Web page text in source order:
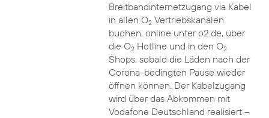
Breitbandinternetzugang via Kabel
in allen O2Vertriebskanälen
buchen, online unter o2.de, über
die O2Hotline und in den O2
Shops, sobald die Läden nach der
Corona-bedingten Pause wieder
öffnen können. Der Kabelzugang
wird über das Abkommen mit
Vodafone Deutschland realisiert –